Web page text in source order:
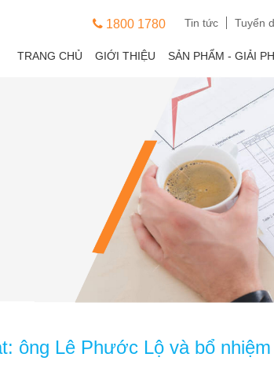
1800 1780 Tin tức Tuyển
TRANG CHỦ GIỚI THIỆU SẢN PHẨM - GIẢI
ông Lê Phước Lộ và bổ